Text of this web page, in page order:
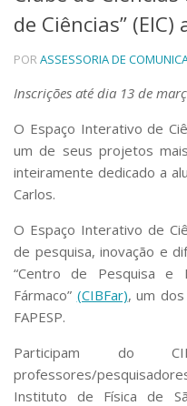
Telefones e Mapas
Pessoas
Ensino
Graduação
Educação a distância
Cursos de Extensão
Pesquisa e Inovação
Linhas de Pesquisa
Centros, Núcleos e
Pós-doutorado
Iniciação Científica
Transferência de
Empresas Juniores
Extensão à Comunidade
Projetos, Programas e
Artes, Cultura e
Museus e Espaços
de Ciências”
PORASSESSORIA DE
Inscrições até dia 13 de
O Espaço Interativo de
um de seus projetos
inteiramente dedicado a
Carlos.
O Espaço Interativo de
de pesquisa, inovação e
“Centro de Pesquisa e
Fármaco” (CIBFar), um
FAPESP.
Participam do
professores/
Instituto de Física de